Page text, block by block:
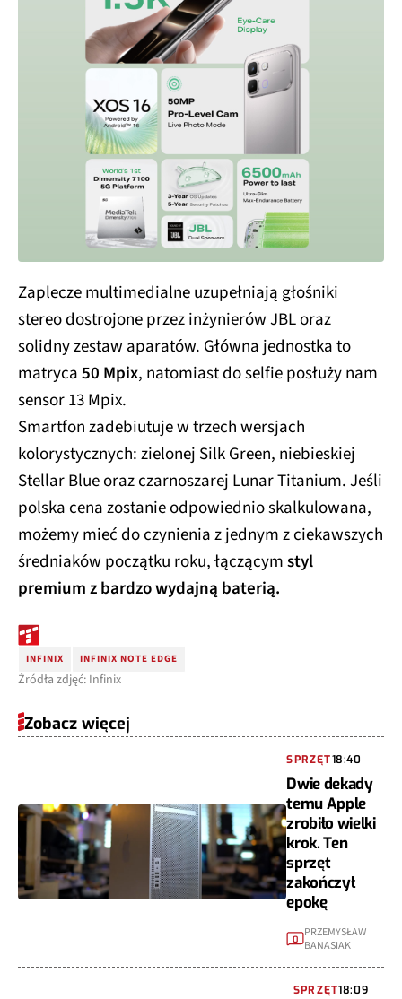
Zaplecze multimedialne uzupełniają głośniki
stereo dostrojone przez inżynierów JBL oraz
solidny zestaw aparatów. Główna jednostka to
matryca50 Mpix, natomiast do selfie posłuży nam
sensor 13 Mpix.
Smartfon zadebiutuje w trzech wersjach
kolorystycznych: zielonej Silk Green, niebieskiej
Stellar Blue oraz czarnoszarej Lunar Titanium. Jeśli
polska cena zostanie odpowiednio skalkulowana,
możemy mieć do czynienia z jednym z ciekawszych
średniaków początku roku, łączącymstyl
premium z bardzo wydajną baterią.
INFINIX INFINIX NOTE EDGE
Źródła zdjęć: Infinix
Zobacz więcej
SPRZĘT18:40
Dwie dekady
temu Apple
zrobiło wielki
krok. Ten
sprzęt
zakończył
epokę
0
PRZEMYSŁAW
BANASIAK
SPRZĘT18:09